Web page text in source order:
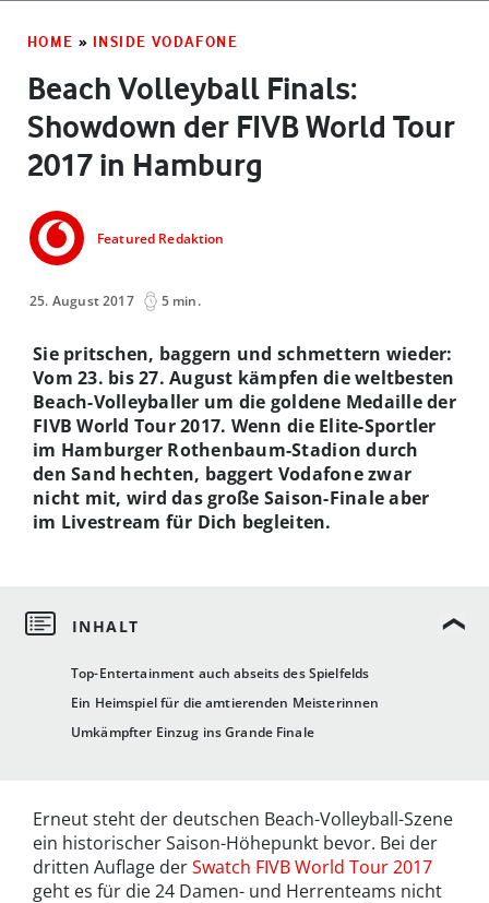
HOME » INSIDE VODAFONE
Beach Volleyball Finals:
Showdown der FIVB World Tour
2017 in Hamburg
Featured Redaktion
25. August 2017 5 min.
Top-Entertainment auch abseits des Spielfelds
Ein Heimspiel für die amtierenden Meisterinnen
Umkämpfter Einzug ins Grande Finale
Sie pritschen, baggern und schmettern wieder:
Vom 23. bis 27. August kämpfen die weltbesten
Beach-Volleyballer um die goldene Medailleder
FIVB World Tour 2017. Wenn die Elite-Sportler
im Hamburger Rothenbaum-Stadion durch
den Sand hechten, baggert Vodafone zwar
nicht mit, wird das große Saison-Finale aber
im Livestream für Dich begleiten.
Erneut steht der deutschen Beach-Volleyball-Szene
ein historischer Saison-Höhepunkt bevor. Bei der
dritten Auflage derSwatch FIVB World Tour 2017
geht es für die 24 Damen- und Herrenteams nicht